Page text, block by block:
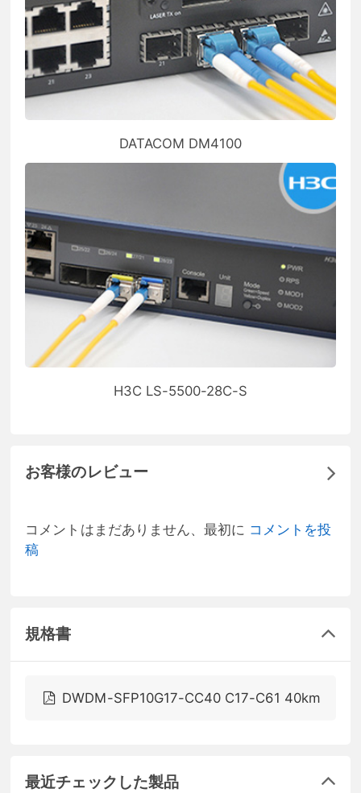
DATACOM DM4100
H3C LS-5500-28C-S
お客様のレビュー
コメントはまだありません、最初に コメントを投
稿
規格書
DWDM-SFP10G17-CC40 C17-C61 40km
最近チェックした製品